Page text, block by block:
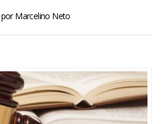
porMarcelino Neto